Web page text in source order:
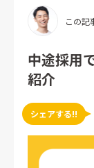
ナレッジ資料
ウェビナーこの記
中途採用
紹介
シェアする!!